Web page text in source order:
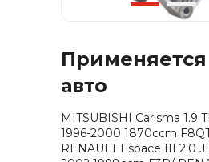
авто
MITSUBISHI Carisma 1.9
1996-2000 1870ccm
RENAULT Espace III 2.0